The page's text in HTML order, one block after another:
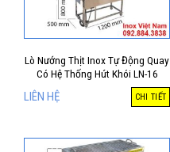
Lò Nướng Thịt Inox Tự Động Quay
Có Hệ Thống Hút Khói LN-16
LIÊN HỆ CHI TIẾT